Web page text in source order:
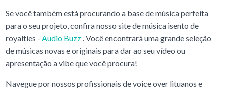
Se você também está procurando a base de música perfeita
para o seu projeto, confira nosso site de música isento de
royalties - Audio Buzz. Você encontrará uma grande seleção
de músicas novas e originais para dar ao seu vídeo ou
apresentação a vibe que você procura!
Navegue por nossos profissionais de voice over lituanos e